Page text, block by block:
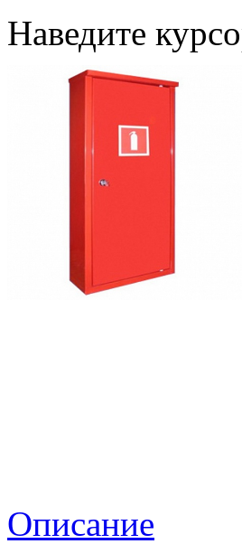
Наведите
Описание